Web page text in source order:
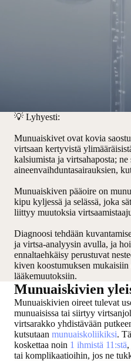
💡 Lyhyesti:
Munuaiskivet ovat kovia
virtsaan kertyvistä
kalsiumista ja virtsahaposta;
aineenvaihduntasairauksien,
Munuaiskiven pääoire on
kipu kyljessä ja selässä, joka
liittyy muutoksia
Diagnoosi tehdään
ja virtsa-analyysin avulla, ja
ennaltaehkäisy perustuvat
kiven koostumuksen
lääkemuutoksiin.
Munuaiskivien
Munuaiskivien oireet tulevat
munuaisissa tai siirtyy
virtsarakko yhdistävään
kutsutaan munuaiskoliikiksi.
koskettaa noin 1 ihmistä 11:stä
tai komplikaatioihin, jos ne